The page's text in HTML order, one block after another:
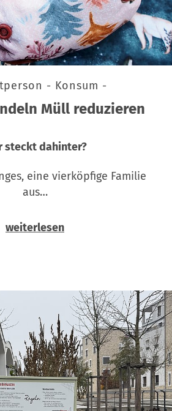
- Konsum -
Müll reduzieren
steckt dahinter?
eine vierköpfige Familie
aus…
weiterlesen